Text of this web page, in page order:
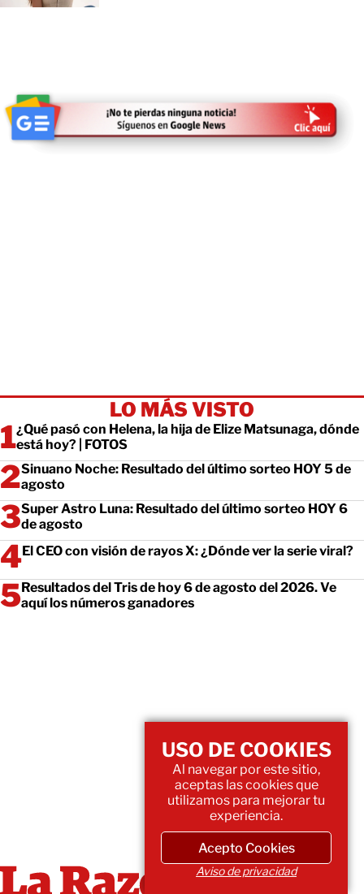
LO MÁS VISTO
¿Qué pasó con Helena, la hija de Elize Matsunaga, dónde
está hoy? | FOTOS
Sinuano Noche: Resultado del último sorteo HOY 5 de
agosto
Super Astro Luna: Resultado del último sorteo HOY 6
de agosto
El CEO con visión de rayos X: ¿Dónde ver la serie viral?
Resultados del Tris de hoy 6 de agosto del 2026. Ve
aquí los números ganadores
USO DE COOKIES
Al navegar por este sitio,
aceptas las cookies que
utilizamos para mejorar tu
experiencia.
Acepto Cookies
Aviso de privacidad